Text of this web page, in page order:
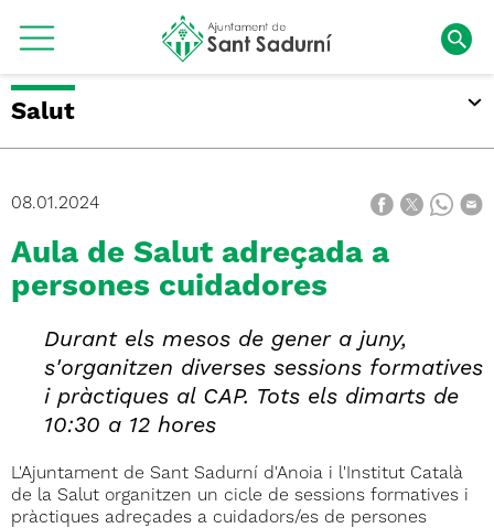
Salut
08.01.2024
Aula de Salut adreçada a
persones cuidadores
Durant els mesos de gener a juny,
s'organitzen diverses sessions formatives
i pràctiques al CAP. Tots els dimarts de
10:30 a 12 hores
L'Ajuntament de Sant Sadurní d'Anoia i l'Institut Català
de la Salut organitzen un cicle de sessions formatives i
pràctiques adreçades a cuidadors/es de persones